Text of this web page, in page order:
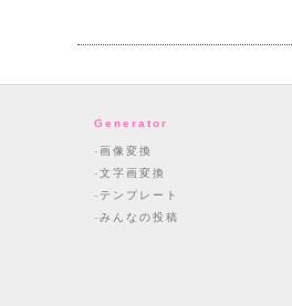
Generator
画像変換
文字画変換
テンプレート
みんなの投稿